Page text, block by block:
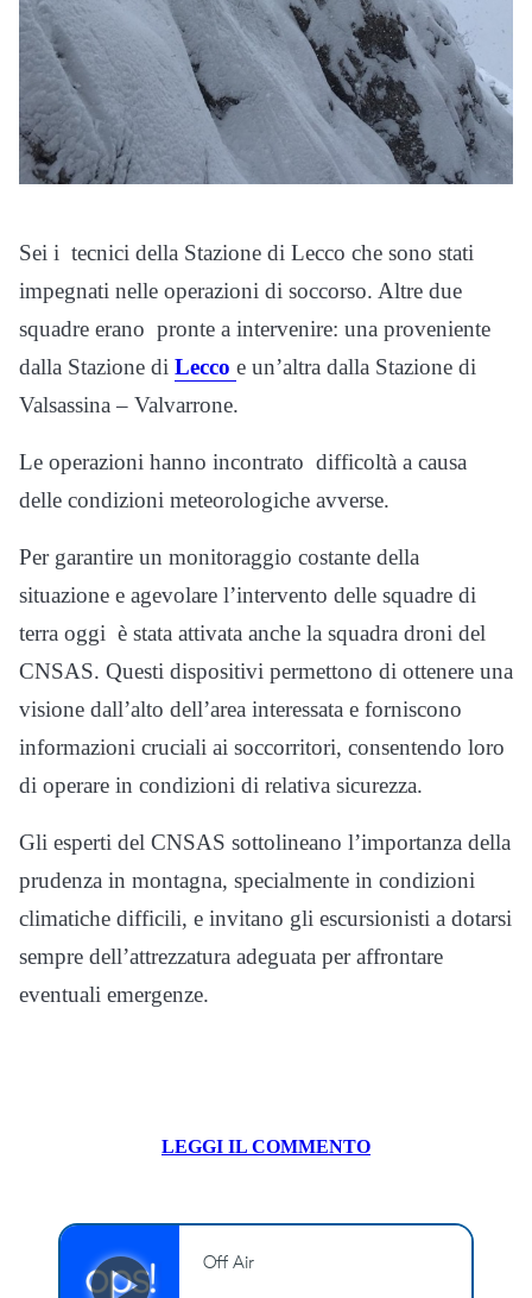
Sei i tecnici della Stazione di Lecco che sono stati
impegnati nelle operazioni di soccorso. Altre due
squadre erano pronte a intervenire: una proveniente
dalla Stazione di Lecco e un’altra dalla Stazione di
Valsassina – Valvarrone.
Le operazioni hanno incontrato difficoltà a causa
delle condizioni meteorologiche avverse.
Per garantire un monitoraggio costante della
situazione e agevolare l’intervento delle squadre di
terra oggi è stata attivata anche la squadra droni del
CNSAS. Questi dispositivi permettono di ottenere una
visione dall’alto dell’area interessata e forniscono
informazioni cruciali ai soccorritori, consentendo loro
di operare in condizioni di relativa sicurezza.
Gli esperti del CNSAS sottolineano l’importanza della
prudenza in montagna, specialmente in condizioni
climatiche difficili, e invitano gli escursionisti a dotarsi
sempre dell’attrezzatura adeguata per affrontare
eventuali emergenze.
LEGGI IL COMMENTO